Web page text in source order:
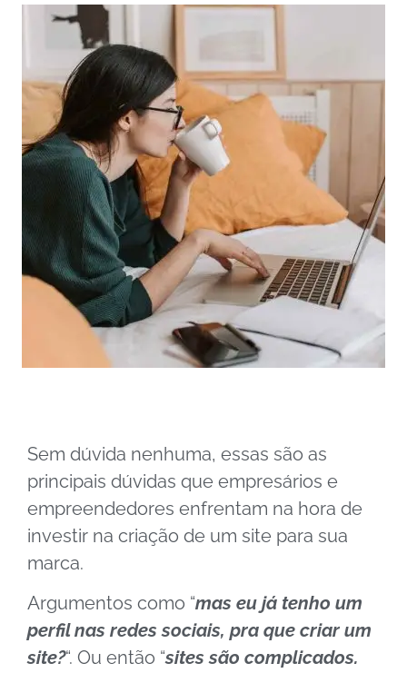
Sem dúvida nenhuma, essas são as
principais dúvidas que empresários e
empreendedores enfrentam na hora de
investir na criação de um site para sua
marca.
Argumentos como “mas eu já tenho um
perfil nas redes sociais, pra que criar um
site?“. Ou então “sites são complicados.